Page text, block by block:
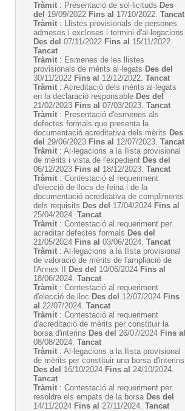
Tràmit : Presentació de sol·licituds Des
del 19/09/2022 Fins al 17/10/2022. Tancat
Tràmit : Llistes provisionals de persones
admeses i excloses i termini d'al·legacions
Des del 07/11/2022 Fins al 15/11/2022.
Tancat
Tràmit : Esmenes de les llistes
provisionals de mèrits al·legats Des del
30/11/2022 Fins al 12/12/2022. Tancat
Tràmit : Acreditació dels mèrits al·legats
en la declaració responsable Des del
21/02/2023 Fins al 07/03/2023. Tancat
Tràmit : Presentació d'esmenes als
defectes formals que presenta la
documentació acreditativa dels mèrits Des
del 29/06/2023 Fins al 12/07/2023. Tancat
Tràmit : Al·legacions a la llista provisional
de mèrits i vista de l'expedient Des del
06/12/2023 Fins al 18/12/2023. Tancat
Tràmit : Contestació al requeriment
d'elecció de llocs de feina i de la
documentació acreditativa de compliments
dels requisits Des del 17/04/2024 Fins al
25/04/2024. Tancat
Tràmit : Contestació al requeriment per
acreditar defectes formals Des del
21/05/2024 Fins al 03/06/2024. Tancat
Tràmit : Al·legacions a la llista provisional
de valoració de mèrits de l'ampliació de
l'Annex II
Des del 10/06/2024 Fins al
18/06/2024. Tancat
Tràmit : Contestació al requeriment
d'elecció de lloc Des del 12/07/2024 Fins
al 22/07/2024. Tancat
Tràmit : Contestació al requeriment
d'acreditació de mèrits per constituir la
borsa d'interins Des del 26/07/2024 Fins al
08/08/2024. Tancat
Tràmit : Al·legacions a la llista provisional
de mèrits per constituir una borsa d'interins
Des del 16/10/2024 Fins al 24/10/2024.
Tancat
Tràmit : Contestació al requeriment per
resoldre els empats de la borsa Des del
14/11/2024 Fins al 27/11/2024. Tancat